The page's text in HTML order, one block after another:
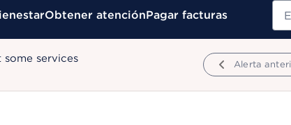
Obtener atenciónPagar facturas
services
Alerta